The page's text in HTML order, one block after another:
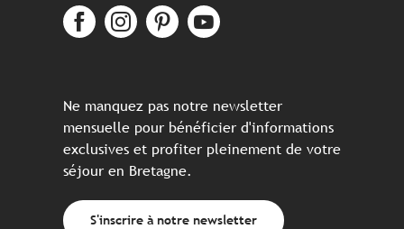
Ne manquez pas notre newsletter
mensuelle pour bénéficier d'informations
exclusives et profiter pleinement de votre
séjour en Bretagne.
S'inscrire à notre newsletter